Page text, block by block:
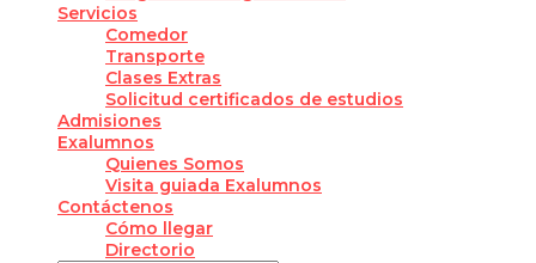
Servicios
Comedor
Transporte
Clases Extras
Solicitud certificados de estudios
Admisiones
Exalumnos
Quienes Somos
Visita guiada Exalumnos
Contáctenos
Cómo llegar
Directorio